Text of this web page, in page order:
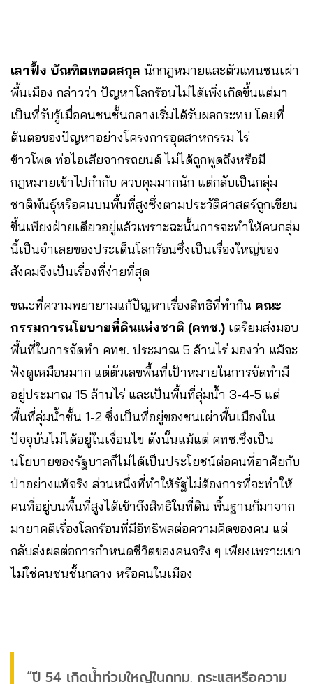
เลาฟั้ง บัณฑิตเทอดสกุล นักกฎหมายและตัวแทนชนเผ่า
พื้นเมือง กล่าวว่า ปัญหาโลกร้อนไม่ได้เพิ่งเกิดขึ้นแต่มา
เป็นที่รับรู้เมื่อคนชนชั้นกลางเริ่มได้รับผลกระทบ โดยที่
ต้นตอของปัญหาอย่างโครงการอุตสาหกรรม ไร่
ข้าวโพด ท่อไอเสียจากรถยนต์ ไม่ได้ถูกพูดถึงหรือมี
กฎหมายเข้าไปกำกับ ควบคุมมากนัก แต่กลับเป็นกลุ่ม
ชาติพันธุ์หรือคนบนพื้นที่สูงซึ่งตามประวัติศาสตร์ถูกเขียน
ขึ้นเพียงฝ่ายเดียวอยู่แล้วเพราะฉะนั้นการจะทำให้คนกลุ่ม
นี้เป็นจำเลยของประเด็นโลกร้อนซึ่งเป็นเรื่องใหญ่ของ
สังคมจึงเป็นเรื่องที่ง่ายที่สุด
ขณะที่ความพยายามแก้ปัญหาเรื่องสิทธิที่ทำกิน คณะ
กรรมการนโยบายที่ดินแห่งชาติ (คทช.) เตรียมส่งมอบ
พื้นที่ในการจัดทำ คทช. ประมาณ 5 ล้านไร่ มองว่า แม้จะ
ฟังดูเหมือนมาก แต่ตัวเลขพื้นที่เป้าหมายในการจัดทำมี
อยู่ประมาณ 15 ล้านไร่ และเป็นพื้นที่ลุ่มน้ำ 3-4-5 แต่
พื้นที่ลุ่มน้ำชั้น 1-2 ซึ่งเป็นที่อยู่ของชนเผ่าพื้นเมืองใน
ปัจจุบันไม่ได้อยู่ในเงื่อนไข ดังนั้นแม้แต่ คทช.ซึ่งเป็น
นโยบายของรัฐบาลก็ไม่ได้เป็นประโยชน์ต่อคนที่อาศัยกับ
ป่าอย่างแท้จริง ส่วนหนึ่งที่ทำให้รัฐไม่ต้องการที่จะทำให้
คนที่อยู่บนพื้นที่สูงได้เข้าถึงสิทธิในที่ดิน พื้นฐานก็มาจาก
มายาคติเรื่องโลกร้อนที่มีอิทธิพลต่อความคิดของคน แต่
กลับส่งผลต่อการกำหนดชีวิตของคนจริง ๆ เพียงเพราะเขา
ไม่ใช่คนชนชั้นกลาง หรือคนในเมือง
“ปี 54 เกิดน้ำท่วมใหญ่ในกทม. กระแสหรือความ